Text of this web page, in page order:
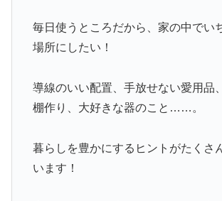
毎日使うところだから、家の中でい
場所にしたい！
導線のいい配置、手放せない愛用品
棚作り、大好きな器のこと……。
暮らしを豊かにするヒントがたくさ
います！